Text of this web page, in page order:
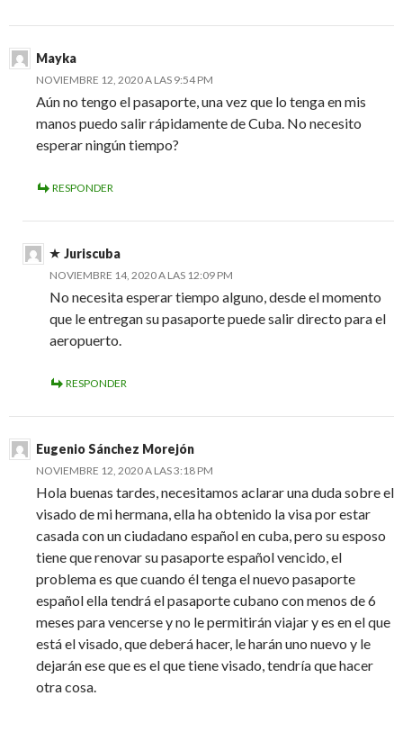
Mayka
NOVIEMBRE 12, 2020 A LAS 9:54 PM
Aún no tengo el pasaporte, una vez que lo tenga en mis
manos puedo salir rápidamente de Cuba. No necesito
esperar ningún tiempo?
RESPONDER
Juriscuba
NOVIEMBRE 14, 2020 A LAS 12:09 PM
No necesita esperar tiempo alguno, desde el momento
que le entregan su pasaporte puede salir directo para el
aeropuerto.
RESPONDER
Eugenio Sánchez Morejón
NOVIEMBRE 12, 2020 A LAS 3:18 PM
Hola buenas tardes, necesitamos aclarar una duda sobre el
visado de mi hermana, ella ha obtenido la visa por estar
casada con un ciudadano español en cuba, pero su esposo
tiene que renovar su pasaporte español vencido, el
problema es que cuando él tenga el nuevo pasaporte
español ella tendrá el pasaporte cubano con menos de 6
meses para vencerse y no le permitirán viajar y es en el que
está el visado, que deberá hacer, le harán uno nuevo y le
dejarán ese que es el que tiene visado, tendría que hacer
otra cosa.